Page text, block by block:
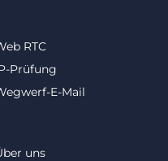
uns
RTC
Prüfung
E-Mail